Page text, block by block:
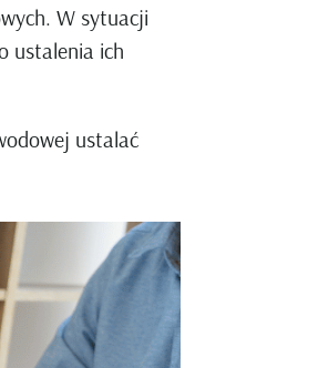
W sytuacji
ustalenia ich
ustalać